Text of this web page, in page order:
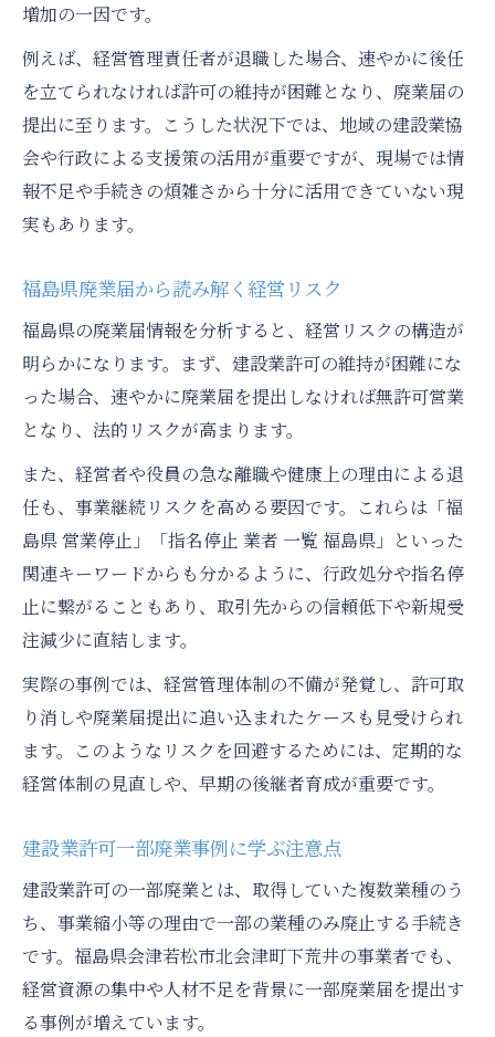
増加の一因です。
例えば、経営管理責任者が退職した場合、速やかに後任
を立てられなければ許可の維持が困難となり、廃業届の
提出に至ります。こうした状況下では、地域の建設業協
会や行政による支援策の活用が重要ですが、現場では情
報不足や手続きの煩雑さから十分に活用できていない現
実もあります。
福島県廃業届から読み解く経営リスク
福島県の廃業届情報を分析すると、経営リスクの構造が
明らかになります。まず、建設業許可の維持が困難にな
った場合、速やかに廃業届を提出しなければ無許可営業
となり、法的リスクが高まります。
また、経営者や役員の急な離職や健康上の理由による退
任も、事業継続リスクを高める要因です。これらは「福
島県 営業停止」「指名停止 業者 一覧 福島県」といった
関連キーワードからも分かるように、行政処分や指名停
止に繋がることもあり、取引先からの信頼低下や新規受
注減少に直結します。
実際の事例では、経営管理体制の不備が発覚し、許可取
り消しや廃業届提出に追い込まれたケースも見受けられ
ます。このようなリスクを回避するためには、定期的な
経営体制の見直しや、早期の後継者育成が重要です。
建設業許可一部廃業事例に学ぶ注意点
建設業許可の一部廃業とは、取得していた複数業種のう
ち、事業縮小等の理由で一部の業種のみ廃止する手続き
です。福島県会津若松市北会津町下荒井の事業者でも、
経営資源の集中や人材不足を背景に一部廃業届を提出す
る事例が増えています。